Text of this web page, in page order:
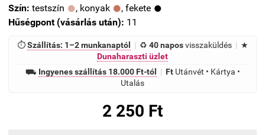
Szín: testszín , konyak
, fekete
Hűségpont (vásárlás után): 11
⏱Szállítás: 1–2 munkanaptól | ♻ 40 naposvisszaküldés | ★
Dunaharaszti üzlet
⛟ Ingyenes szállítás 18.000 Ft-tól | FtUtánvét • Kártya •
Utalás
2 250 Ft